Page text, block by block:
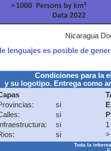
Nicaragua
lenguajes es posible de
Condiciones para la
y su logotipo. Entrega como
si
si
Infraestructura:
si
si
>
Toda la